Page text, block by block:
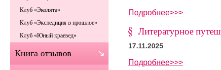
Подробнее>>>
Литературное
17.11.2025
Подробнее>>>
Клуб «Эколята»
Клуб «Экспедиция в прошлое»
Клуб «Юный краевед»
Книга отзывов